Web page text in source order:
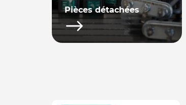
Pièces détachées